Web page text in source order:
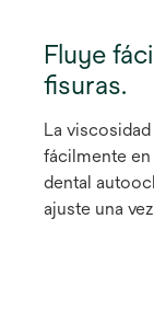
Fluye
fisuras.
La
fácilmente en
dental
ajuste una